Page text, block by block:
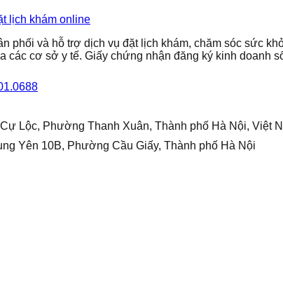
lịch khám online
phối và hỗ trợ dịch vụ đặt lịch khám, chăm sóc sức
các cơ sở y tế. Giấy chứng nhận đăng ký kinh doanh
Lộc, Phường Thanh Xuân, Thành phố Hà Nội, Việt
Yên 10B, Phường Cầu Giấy, Thành phố Hà Nội